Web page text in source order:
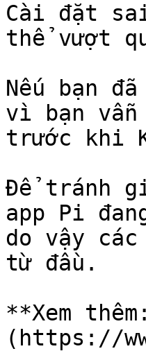
Cài đặt
thể vượt
Nếu bạn
vì bạn
trước khi
Để tránh
app Pi
do vậy
từ đầu.
**Xem
(https://